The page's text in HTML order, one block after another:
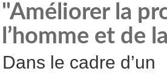
"Améliorer la
l’homme et de
Dans le cadre d’un